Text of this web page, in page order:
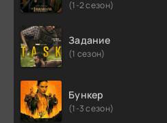
(1-2 сезон)
Задание
(1 сезон)
Бункер
(1-3 сезон)